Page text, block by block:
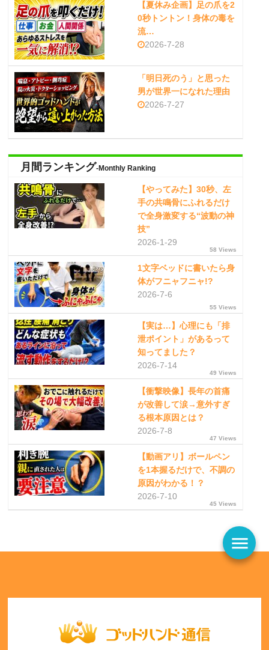
【夏休み企画】足の爪を2
0秒トントン！身体の毒を
流…
2026-7-28
「明日死のう」と思った
男が世界一になれた理由
2026-7-27
月間ランキング-Monthly Ranking
【やってみた】30秒、左
手の共鳴骨にふれるだけ
で全身激変する“波動の神
技”
2026-1-29
58 Views
1文字ベッドに書いたら身
体がフニャフニャ!?
2026-7-6
55 Views
【実は…】心理にも「排
泄ポイント」があるって
知ってました？
2026-7-14
49 Views
【衝撃映像】長年の首痛
が改善して涙→意外すぎ
る根本原因とは？
2026-7-8
47 Views
【動画アリ】ボールペン
を1本握るだけで、不調の
原因がわかる！？
2026-7-10
45 Views
menu